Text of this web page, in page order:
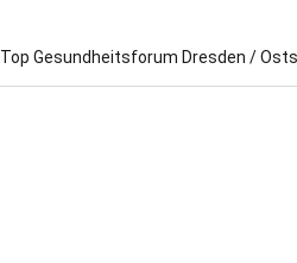
Top Gesundheitsforum Dresden /